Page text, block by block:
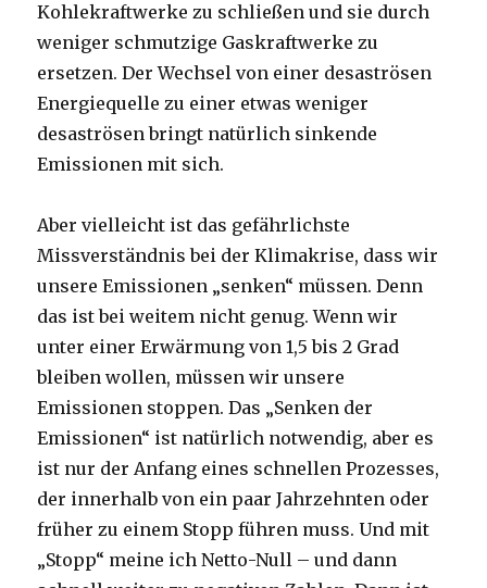
Kohlekraftwerke zu schließen und sie durch
weniger schmutzige Gaskraftwerke zu
ersetzen. Der Wechsel von einer desaströsen
Energiequelle zu einer etwas weniger
desaströsen bringt natürlich sinkende
Emissionen mit sich.
Aber vielleicht ist das gefährlichste
Missverständnis bei der Klimakrise, dass wir
unsere Emissionen „senken“ müssen. Denn
das ist bei weitem nicht genug. Wenn wir
unter einer Erwärmung von 1,5 bis 2 Grad
bleiben wollen, müssen wir unsere
Emissionen stoppen. Das „Senken der
Emissionen“ ist natürlich notwendig, aber es
ist nur der Anfang eines schnellen Prozesses,
der innerhalb von ein paar Jahrzehnten oder
früher zu einem Stopp führen muss. Und mit
„Stopp“ meine ich Netto-Null – und dann